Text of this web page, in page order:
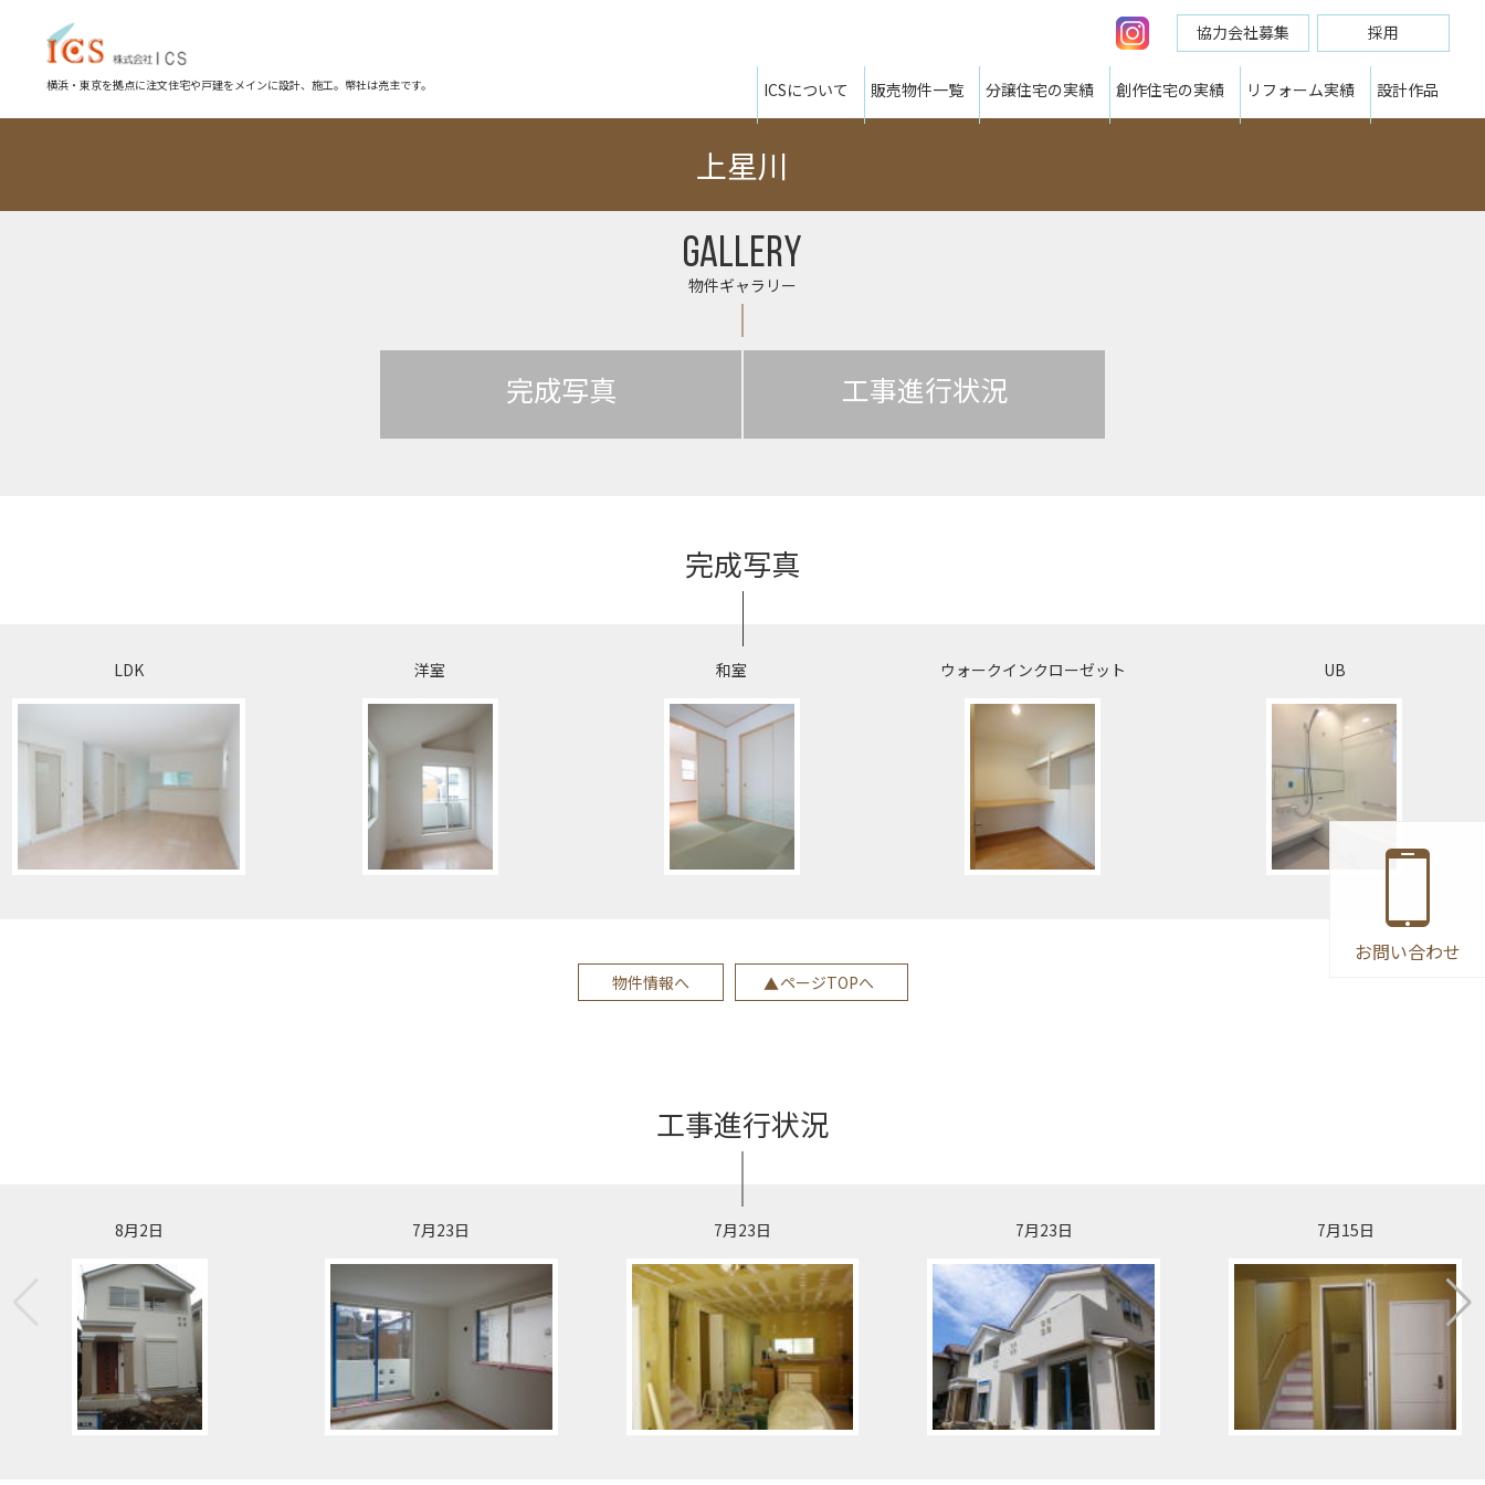
横浜・東京を拠点に注文住宅や戸建をメインに設計、施工。幣社は売主です。
協力会社募集 採用
ICSについて 販売物件一覧 分譲住宅の実績 創作住宅の実績 リフォーム実績 設計作品
お問い合わせ
上星川
GALLERY
物件ギャラリー
完成写真 工事進行状況
完成写真
LDK 洋室 和室 ウォークインクローゼット UB
物件情報へ ページTOPへ
工事進行状況
8月2日 7月23日 7月23日 7月23日 7月15日